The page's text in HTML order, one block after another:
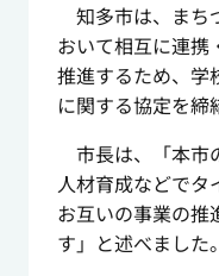
知多市は、まち
おいて相互に連携
推進するため、学
に関する協定を締
市長は、「本市
人材育成などでタ
お互いの事業の推
す」と述べました。